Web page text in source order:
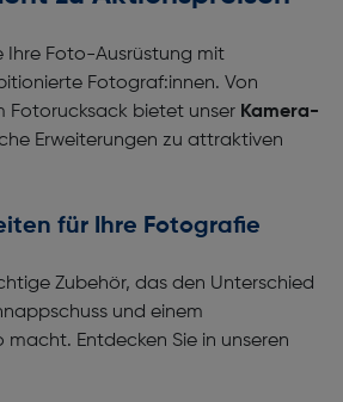
Ihre Foto-Ausrüstung mit
Fotograf:innen. Von
Fotorucksack bietet unser Kamera-
Erweiterungen zu attraktiven
für Ihre Fotografie
Zubehör, das den Unterschied
und einem
macht. Entdecken Sie in unseren